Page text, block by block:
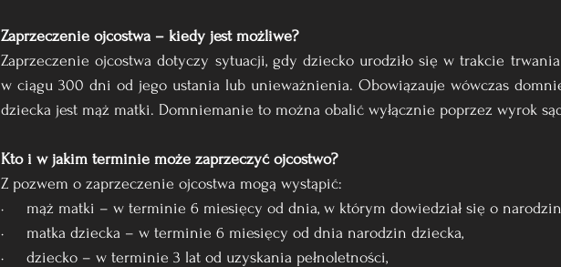
Zaprzeczenie ojcostwa – kiedy jest możliwe?
Zaprzeczenie ojcostwa dotyczy sytuacji, gdy dziecko urodziło się w trakcie trwania
w ciągu 300 dni od jego ustania lub unieważnienia. Obowiązauje wówczas
dziecka jest mąż matki. Domniemanie to można obalić wyłącznie poprzez wyrok
Kto i w jakim terminie może zaprzeczyć ojcostwo?
Z pozwem o zaprzeczenie ojcostwa mogą wystąpić:
·     mąż matki – w terminie 6 miesięcy od dnia, w którym dowiedział się o
·     matka dziecka – w terminie 6 miesięcy od dnia narodzin dziecka,
·     dziecko – w terminie 3 lat od uzyskania pełnoletności,